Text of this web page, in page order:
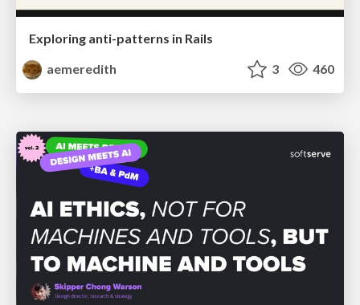
Exploring anti-patterns in Rails
aemeredith
3 460